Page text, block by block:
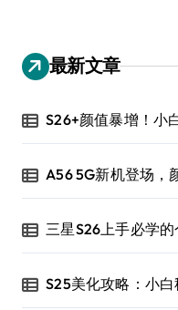
最新文章
S26+颜值暴增！小
A56 5G新机登场，
三星S26上手必学
S25美化攻略：小